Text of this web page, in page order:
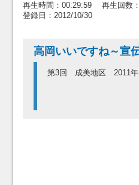
再生時間：00:29:59 再生回数
登録日：2012/10/30
高岡いいですね～
第3回 成美地区 2011年